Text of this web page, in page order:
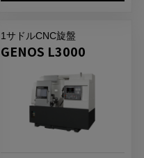
1サドルCNC旋盤
GENOS L3000